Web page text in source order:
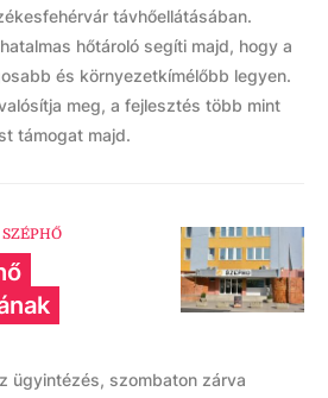
távhőellátásában.
hőtároló segíti majd, hogy a
és környezetkímélőbb legyen.
meg, a fejlesztés több mint
támogat majd.
SZÉPHŐ
ügyintézés, szombaton zárva